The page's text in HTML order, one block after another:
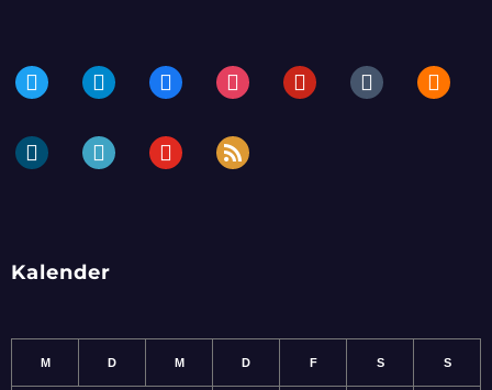
twitter telegramfacebookinstagrampinteresttumblr blogger
dailymotionperiscopeyoutube rss
Kalender
M D M D F S S